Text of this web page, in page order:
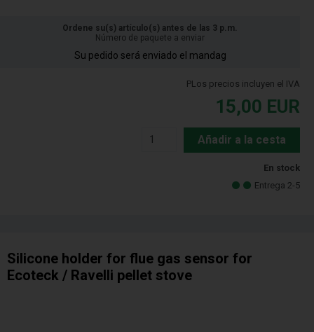
Ordene su(s) artículo(s) antes de las 3 p.m.
Número de paquete a enviar
Su pedido será enviado el mandag
PLos precios incluyen el IVA
15,00 EUR
Añadir a la cesta
En stock
Entrega 2-5
Silicone holder for flue gas sensor for
Ecoteck / Ravelli pellet stove